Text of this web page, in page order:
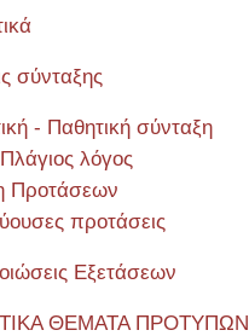
σύνταξης
- Παθητική σύνταξη
λόγος
Προτάσεων
προτάσεις
Εξετάσεων
ΘΕΜΑΤΑ ΠΡΟΤΥΠΩΝ